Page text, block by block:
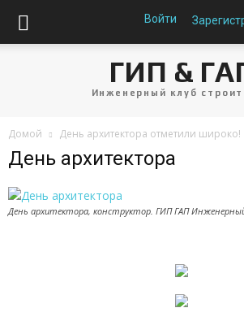
Войти
ГИП &
Инженерный клуб
Домой День архитектора отметили широко!
День архитектора
День архитектора, конструктор. ГИП ГАП